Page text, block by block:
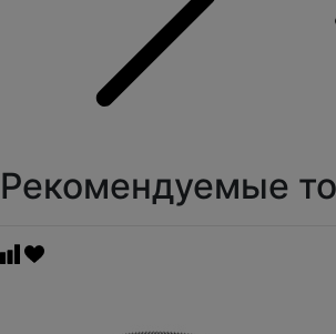
Рекомендуемые